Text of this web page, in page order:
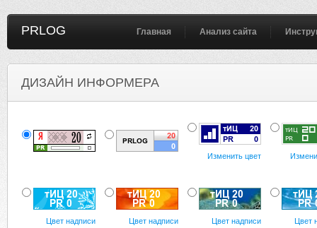
PRLOG Главная Анализ сайта
ДИЗАЙН ИНФОРМЕРА
Изменить цвет
Цвет надписи Цвет надписи Цвет надписи Цвет